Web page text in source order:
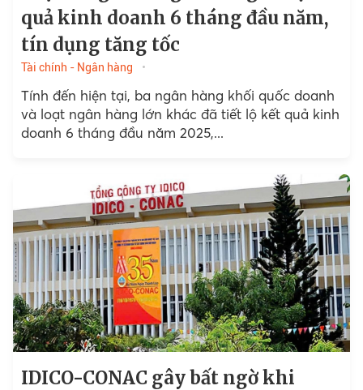
quả kinh doanh 6 tháng đầu năm,
tín dụng tăng tốc
Tài chính - Ngân hàng
Tính đến hiện tại, ba ngân hàng khối quốc doanh
và loạt ngân hàng lớn khác đã tiết lộ kết quả kinh
doanh 6 tháng đầu năm 2025,...
IDICO-CONAC gây bất ngờ khi